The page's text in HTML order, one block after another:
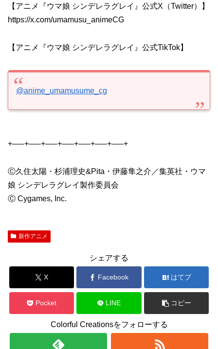
【アニメ『ウマ娘 シンデレラグレイ』公式X（Twitter）】
https://x.com/umamusu_animeCG
【アニメ『ウマ娘 シンデレラグレイ』公式TikTok】
@anime_umamusume_cg
+—–+—–+—–+—–+—–+—–+—–+
Ⓒ久住太陽・杉浦理史&Pita・伊藤隼之介／集英社・ウマ
娘 シンデレラグレイ製作委員会
Ⓒ Cygames, Inc.
新作アニメ
シェアする
X Facebook はてブ
Pocket LINE コピー
Colorful Creationsをフォローする